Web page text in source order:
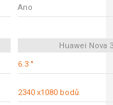
Ano
Huawei Nova 3
6.3 "
2340 x1080 bodů